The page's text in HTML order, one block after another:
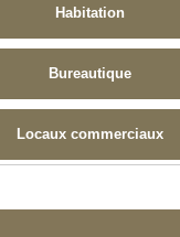
Habitation
Bureautique
Locaux commerciaux